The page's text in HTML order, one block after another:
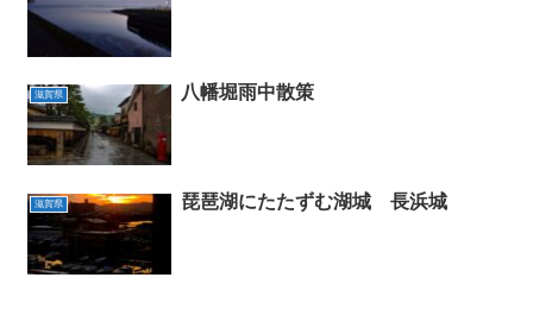
滋賀県 八幡堀雨中散策
滋賀県 琵琶湖にたたずむ湖城 長浜城